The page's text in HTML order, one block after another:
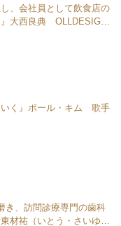
、会社員として飲食店の
大西良典 OLLDESIGN
いく』ポール・キム 歌手
き、訪問診療専門の歯科
材祐（いとう・さいゆ